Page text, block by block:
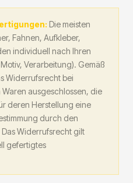
Die meisten
Fahnen, Aufkleber,
individuell nach Ihren
Verarbeitung). Gemäß
Widerrufsrecht bei
ausgeschlossen, die
deren Herstellung eine
durch den
Widerrufsrecht gilt
gefertigtes